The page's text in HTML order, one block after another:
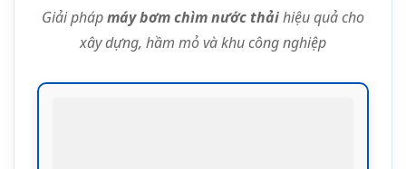
Giải phápmáy bơm chìm nước thảihiệu quả cho
xây dựng, hầm mỏ và khu công nghiệp